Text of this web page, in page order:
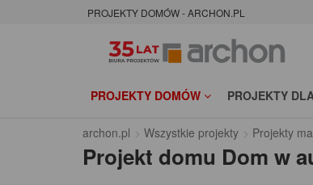
PROJEKTY DOMÓW - ARCHON.PL
PROJEKTY DOMÓW PROJEKTY
archon.pl Wszystkie projekty Projekty
Projekt domu Dom w